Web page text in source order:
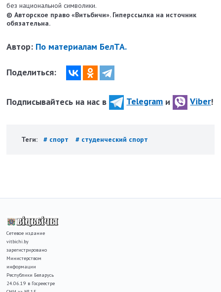
без национальной символики.
© Авторское право «Витьбичи». Гиперссылка на источник
обязательна.
Автор: По материалам БелТА.
Поделиться:
Подписывайтесь на нас в Telegram и Viber!
Теги: # спорт # студенческий спорт
Сетевое издание
vitbichi.by
зарегистрировано
Министерством
информации
Республики Беларусь
24.06.19 в Госреестре